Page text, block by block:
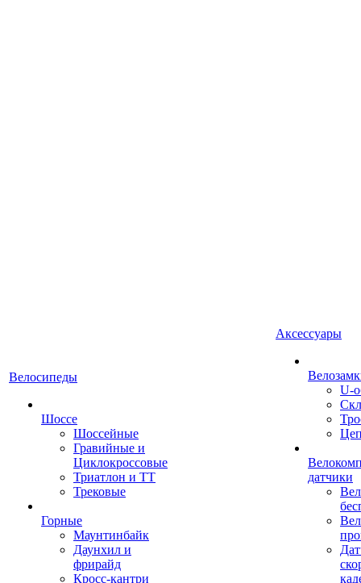
Велосипеды
Шоссе
Шоссейные
Гравийные и
Циклокроссовые
Триатлон и ТТ
Трековые
Горные
Маунтинбайк
Даунхил и
фрирайд
Кросс-кантри
Аксессуары
U-
датчики